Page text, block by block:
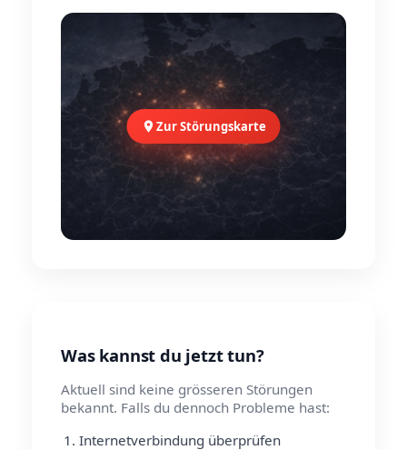
Zur Störungskarte
Was kannst du jetzt tun?
Aktuell sind keine grösseren Störungen
bekannt. Falls du dennoch Probleme hast:
Internetverbindung überprüfen